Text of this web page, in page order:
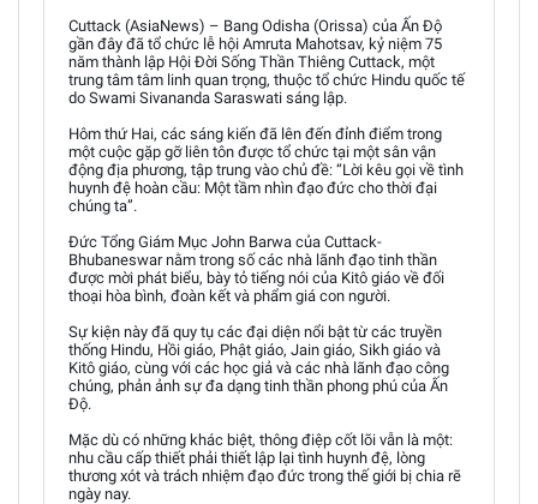
Cuttack (AsiaNews) – Bang Odisha (Orissa) của Ấn Độ
gần đây đã tổ chức lễ hội Amruta Mahotsav, kỷ niệm 75
năm thành lập Hội Đời Sống Thần Thiêng Cuttack, một
trung tâm tâm linh quan trọng, thuộc tổ chức Hindu quốc tế
do Swami Sivananda Saraswati sáng lập.
Hôm thứ Hai, các sáng kiến đã lên đến đỉnh điểm trong
một cuộc gặp gỡ liên tôn được tổ chức tại một sân vận
động địa phương, tập trung vào chủ đề: “Lời kêu gọi về tình
huynh đệ hoàn cầu: Một tầm nhìn đạo đức cho thời đại
chúng ta”.
Đức Tổng Giám Mục John Barwa của Cuttack-
Bhubaneswar nằm trong số các nhà lãnh đạo tinh thần
được mời phát biểu, bày tỏ tiếng nói của Kitô giáo về đối
thoại hòa bình, đoàn kết và phẩm giá con người.
Sự kiện này đã quy tụ các đại diện nổi bật từ các truyền
thống Hindu, Hồi giáo, Phật giáo, Jain giáo, Sikh giáo và
Kitô giáo, cùng với các học giả và các nhà lãnh đạo công
chúng, phản ảnh sự đa dạng tinh thần phong phú của Ấn
Độ.
Mặc dù có những khác biệt, thông điệp cốt lõi vẫn là một:
nhu cầu cấp thiết phải thiết lập lại tình huynh đệ, lòng
thương xót và trách nhiệm đạo đức trong thế giới bị chia rẽ
ngày nay.